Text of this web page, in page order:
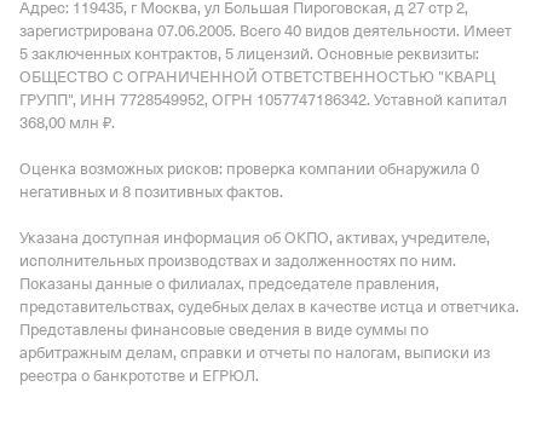
Адрес: 119435, г Москва, ул Большая Пироговская, д 27 стр 2,
зарегистрирована 07.06.2005. Всего 40 видов деятельности. Имеет
5 заключенных контрактов, 5 лицензий. Основные реквизиты:
ОБЩЕСТВО С ОГРАНИЧЕННОЙ ОТВЕТСТВЕННОСТЬЮ "КВАРЦ
ГРУПП", ИНН 7728549952, ОГРН 1057747186342. Уставной капитал
368,00 млн ₽.
Оценка возможных рисков: проверка компании обнаружила 0
негативных и 8 позитивных фактов.
Указана доступная информация об ОКПО, активах, учредителе,
исполнительных производствах и задолженностях по ним.
Показаны данные о филиалах, председателе правления,
представительствах, судебных делах в качестве истца и ответчика.
Представлены финансовые сведения в виде суммы по
арбитражным делам, справки и отчеты по налогам, выписки из
реестра о банкротстве и ЕГРЮЛ.